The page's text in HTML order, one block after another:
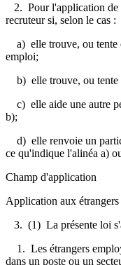
2. Pour l'application de
recruteur si, selon le cas :
a) elle trouve, ou tente
emploi;
b) elle trouve, ou
c) elle aide une autre
b);
d) elle renvoie un
ce qu'indique l'alinéa a)
Champ d'application
Application aux
3. (1) La présente loi
1. Les étrangers
dans un poste ou un